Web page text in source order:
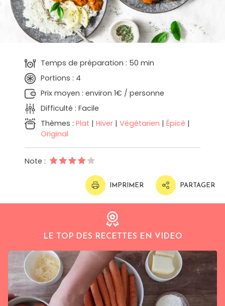
Temps de préparation : 50 min
Portions : 4
Prix moyen : environ 1€ / personne
Difficulté : Facile
Thèmes : Plat | Hiver | Végétarien | Épicé |
Original
Note :
IMPRIMER PARTAGER
LE TOP DES RECETTES EN VIDEO